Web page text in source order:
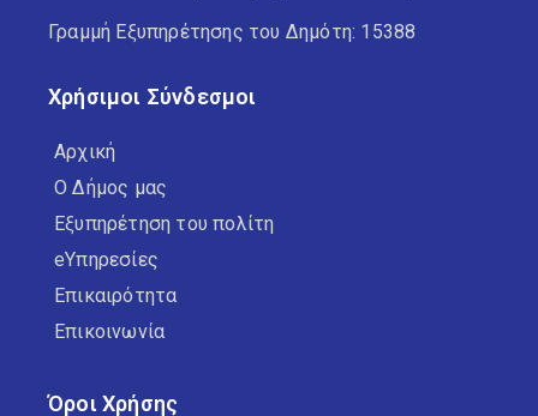
Γραμμή Εξυπηρέτησης του Δημότη: 15388
Χρήσιμοι Σύνδεσμοι
Αρχική
Ο Δήμος μας
Εξυπηρέτηση του πολίτη
eΥπηρεσίες
Επικαιρότητα
Επικοινωνία
Όροι Χρήσης